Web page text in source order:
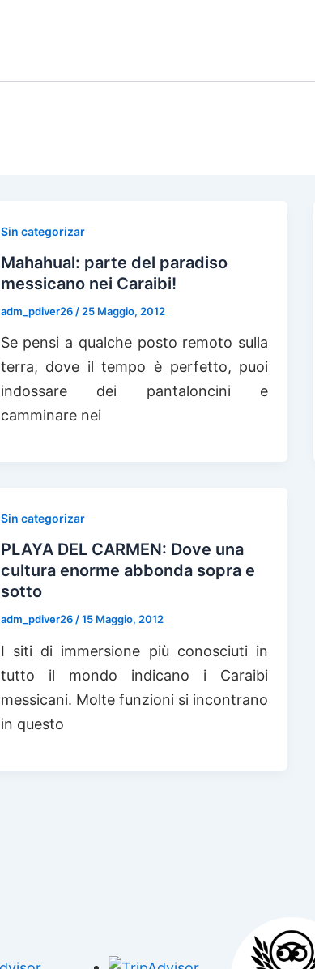
Sin categorizar
Mahahual: parte del paradiso
messicano nei Caraibi!
adm_pdiver26 / 25 Maggio, 2012
Se pensi a qualche posto remoto sulla
terra, dove il tempo è perfetto, puoi
indossare dei pantaloncini e
camminare nei
Sin categorizar
PLAYA DEL CARMEN: Dove una
cultura enorme abbonda sopra e
sotto
adm_pdiver26 /15 Maggio, 2012
I siti di immersione più conosciuti in
tutto il mondo indicano i Caraibi
messicani. Molte funzioni si incontrano
in questo